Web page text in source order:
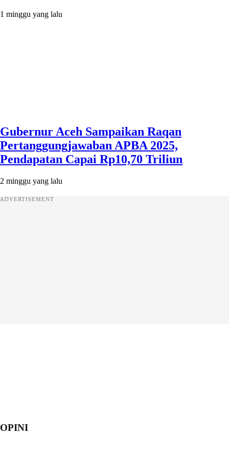
1 minggu yang lalu
Gubernur Aceh Sampaikan Raqan
Pertanggungjawaban APBA 2025,
Pendapatan Capai Rp10,70 Triliun
2 minggu yang lalu
ADVERTISEMENT
OPINI